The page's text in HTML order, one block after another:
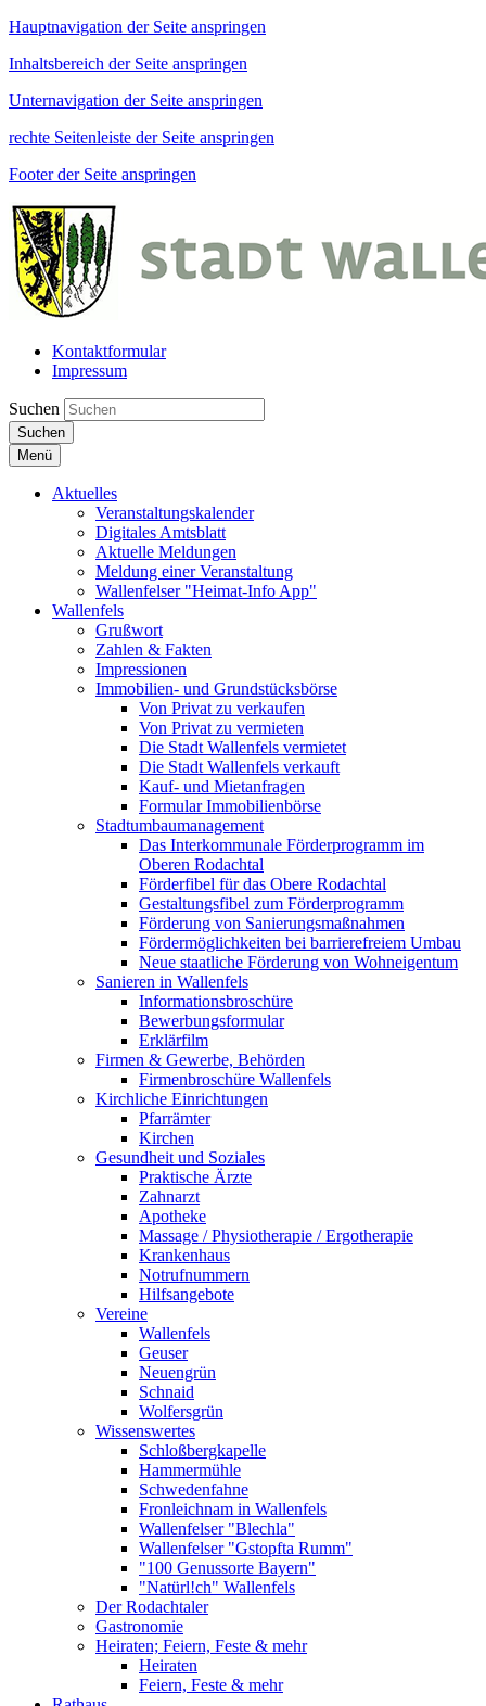
Hauptnavigation der Seite anspringen
Inhaltsbereich der Seite anspringen
Unternavigation der Seite anspringen
rechte Seitenleiste der Seite anspringen
Footer der Seite anspringen
Kontaktformular
Impressum
Suchen
Suchen
Menü
Aktuelles
Veranstaltungskalender
Digitales Amtsblatt
Aktuelle Meldungen
Meldung einer Veranstaltung
Wallenfelser "Heimat-Info App"
Wallenfels
Grußwort
Zahlen & Fakten
Impressionen
Immobilien- und Grundstücksbörse
Von Privat zu verkaufen
Von Privat zu vermieten
Die Stadt Wallenfels vermietet
Die Stadt Wallenfels verkauft
Kauf- und Mietanfragen
Formular Immobilienbörse
Stadtumbaumanagement
Das Interkommunale Förderprogramm im
Oberen Rodachtal
Förderfibel für das Obere Rodachtal
Gestaltungsfibel zum Förderprogramm
Förderung von Sanierungsmaßnahmen
Fördermöglichkeiten bei barrierefreiem Umbau
Neue staatliche Förderung von Wohneigentum
Sanieren in Wallenfels
Informationsbroschüre
Bewerbungsformular
Erklärfilm
Firmen & Gewerbe, Behörden
Firmenbroschüre Wallenfels
Kirchliche Einrichtungen
Pfarrämter
Kirchen
Gesundheit und Soziales
Praktische Ärzte
Zahnarzt
Apotheke
Massage / Physiotherapie / Ergotherapie
Krankenhaus
Notrufnummern
Hilfsangebote
Vereine
Wallenfels
Geuser
Neuengrün
Schnaid
Wolfersgrün
Wissenswertes
Schloßbergkapelle
Hammermühle
Schwedenfahne
Fronleichnam in Wallenfels
Wallenfelser "Blechla"
Wallenfelser "Gstopfta Rumm"
"100 Genussorte Bayern"
"Natürl!ch" Wallenfels
Der Rodachtaler
Gastronomie
Heiraten; Feiern, Feste & mehr
Heiraten
Feiern, Feste & mehr